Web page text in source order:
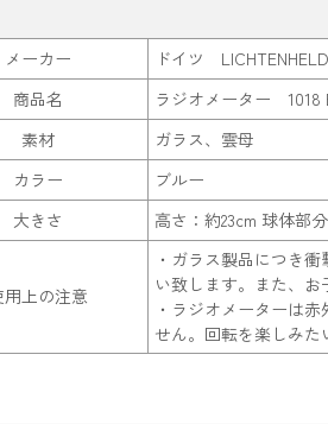
メーカー
ドイツ
商品名
ラジオメーター 1018
素材
ガラス、雲母
カラー
ブルー
大きさ
高さ：約23cm 球体部
用上の注意
・ガラス製品につき
い致します。また、お
・ラジオメーターは
せん。回転を楽しみた